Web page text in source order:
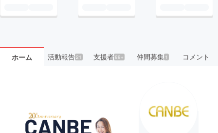
ホーム 活動報告21 支援者99+ 仲間募集 1 コメント